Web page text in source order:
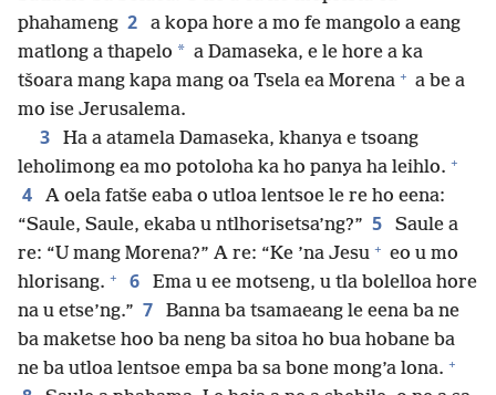
phahameng 2
a kopa hore a mo fe mangolo a eang
matlong a thapelo * a Damaseka, e le hore a ka
tšoara mang kapa mang oa Tsela ea Morena + a be a
mo ise Jerusalema.
3
Ha a atamela Damaseka, khanya e tsoang
leholimong ea mo potoloha ka ho panya ha leihlo. +
4
A oela fatše eaba o utloa lentsoe le re ho eena:
“Saule, Saule, ekaba u ntlhorisetsa’ng?” 5
Saule a
re: “U mang Morena?” A re: “Ke ’na Jesu + eo u mo
hlorisang. + 6
Ema u ee motseng, u tla bolelloa hore
na u etse’ng.” 7
Banna ba tsamaeang le eena ba ne
ba maketse hoo ba neng ba sitoa ho bua hobane ba
ne ba utloa lentsoe empa ba sa bone mong’a lona. +